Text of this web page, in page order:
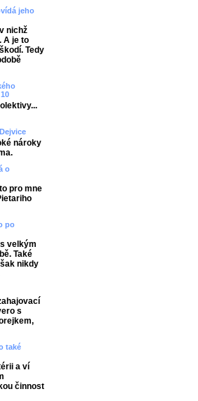
jeho
nichž
A je to
Tedy
nároky
o
pro mne
po
velkým
Také
nikdy
s
také
a ví
činnost